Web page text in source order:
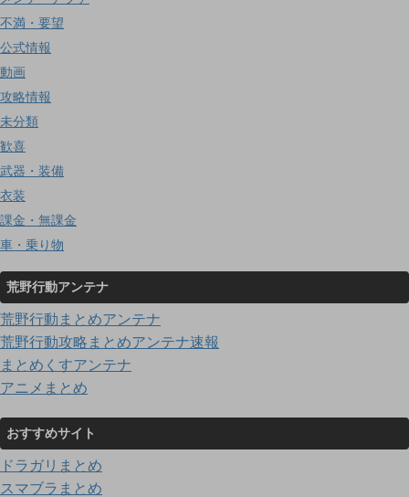
不満・要望
公式情報
動画
攻略情報
未分類
歓喜
武器・装備
衣装
課金・無課金
車・乗り物
荒野行動アンテナ
荒野行動まとめアンテナ
荒野行動攻略まとめアンテナ速報
まとめくすアンテナ
アニメまとめ
おすすめサイト
ドラガリまとめ
スマブラまとめ